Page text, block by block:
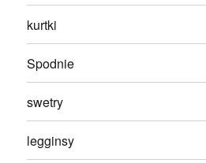
kurtki
Spodnie
swetry
legginsy